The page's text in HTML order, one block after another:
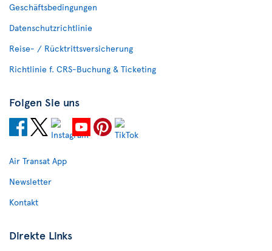
Geschäftsbedingungen
Datenschutzrichtlinie
Reise- / Rücktrittsversicherung
Richtlinie f. CRS-Buchung & Ticketing
Folgen Sie uns
Air Transat App
Newsletter
Kontakt
Direkte Links